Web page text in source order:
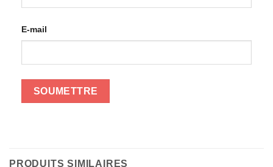
E-mail
PRODUITS SIMILAIRES